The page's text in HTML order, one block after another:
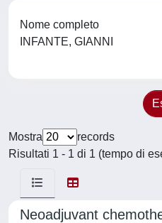
Nome completo
INFANTE, GIANNI
Mostra
records
Risultati 1 - 1 di 1 (tempo di
Neoadjuvant